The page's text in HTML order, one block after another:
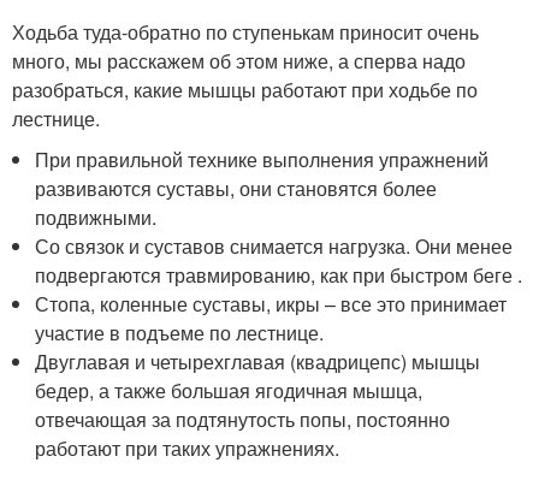
Ходьба туда-обратно по ступенькам приносит очень
много, мы расскажем об этом ниже, а сперва надо
разобраться, какие мышцы работают при ходьбе по
лестнице.
При правильной технике выполнения упражнений
развиваются суставы, они становятся более
подвижными.
Со связок и суставов снимается нагрузка. Они менее
подвергаются травмированию, как при быстром беге .
Стопа, коленные суставы, икры – все это принимает
участие в подъеме по лестнице.
Двуглавая и четырехглавая (квадрицепс) мышцы
бедер, а также большая ягодичная мышца,
отвечающая за подтянутость попы, постоянно
работают при таких упражнениях.